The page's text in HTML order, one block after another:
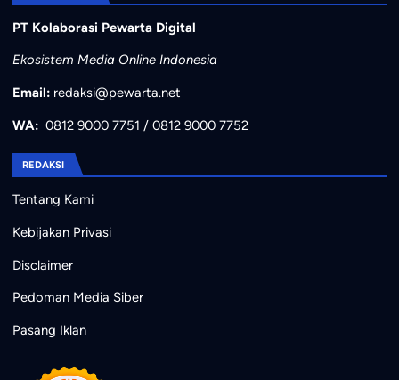
PT Kolaborasi Pewarta Digital
Ekosistem Media Online Indonesia
Email: redaksi@pewarta.net
WA: 0812 9000 7751 / 0812 9000 7752
REDAKSI
Tentang Kami
Kebijakan Privasi
Disclaimer
Pedoman Media Siber
Pasang Iklan